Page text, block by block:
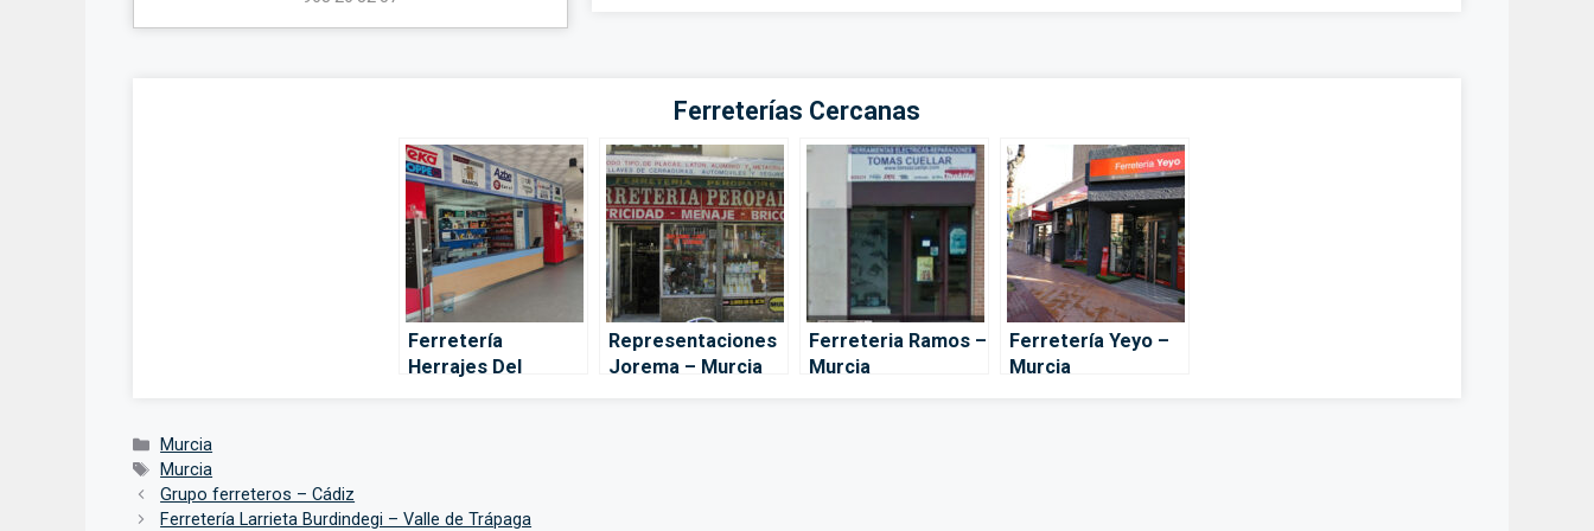
Ferreterías Cercanas
Ferretería
Herrajes Del
Representaciones
Jorema – Murcia
Ferreteria Ramos –
Murcia
Ferretería Yeyo –
Murcia
Categorías
Murcia
Etiquetas
Murcia
Grupo ferreteros – Cádiz
Ferretería Larrieta Burdindegi – Valle de Trápaga